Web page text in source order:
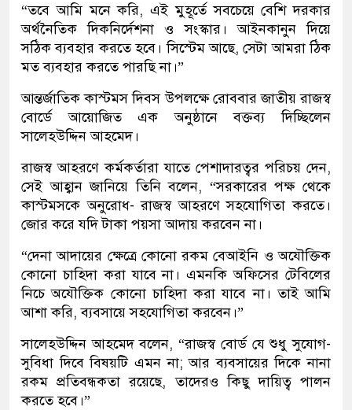
“তবে আমি মনে করি, এই মুহূর্তে সবচেয়ে বেশি দরকার
অর্থনৈতিক দিকনির্দেশনা ও সংস্কার। আইনকানুন দিয়ে
সঠিক ব্যবহার করতে হবে। সিস্টেম আছে, সেটা আমরা ঠিক
মত ব্যবহার করতে পারছি না।”
আন্তর্জাতিক কাস্টমস দিবস উপলক্ষে রোববার জাতীয় রাজস্ব
বোর্ডে আয়োজিত এক অনুষ্ঠানে বক্তব্য দিচ্ছিলেন
সালেহউদ্দিন আহমেদ।
রাজস্ব আহরণে কর্মকর্তারা যাতে পেশাদারত্বর পরিচয় দেন,
সেই আহ্বান জানিয়ে তিনি বলেন, “সরকারের পক্ষ থেকে
কাস্টমসকে অনুরোধ- রাজস্ব আহরণে সহযোগিতা করতে।
জোর করে যদি টাকা পয়সা আদায় করবেন না।
“দেনা আদায়ের ক্ষেত্রে কোনো রকম বেআইনি ও অযৌক্তিক
কোনো চাহিদা করা যাবে না। এমনকি অফিসের টেবিলের
নিচে অযৌক্তিক কোনো চাহিদা করা যাবে না। তাই আমি
আশা করি, ব্যবসায়ে সহযোগিতা করবেন।”
সালেহউদ্দিন আহমেদ বলেন, “রাজস্ব বোর্ড যে শুধু সুযোগ-
সুবিধা দিবে বিষয়টি এমন না; আর ব্যবসায়ের দিকে নানা
রকম প্রতিবন্ধকতা রয়েছে, তাদেরও কিছু দায়িত্ব পালন
করতে হবে।”